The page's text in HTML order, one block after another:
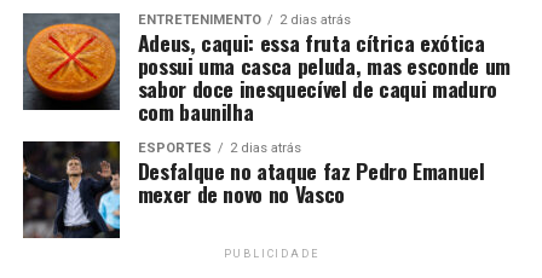
ENTRETENIMENTO 2 dias atrás
Adeus, caqui: essa fruta cítrica exótica
possui uma casca peluda, mas esconde um
sabor doce inesquecível de caqui maduro
com baunilha
ESPORTES 2 dias atrás
Desfalque no ataque faz Pedro Emanuel
mexer de novo no Vasco
PUBLICIDADE